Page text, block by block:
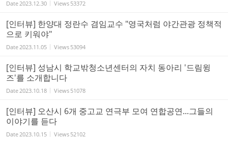
Date2023.12.30 Views 53372
[인터뷰] 한양대 정란수 겸임교수 "영국처럼 야간관광 정책적
으로 키워야"
Date2023.11.05 Views 53094
[인터뷰] 성남시 학교밖청소년센터의 자치 동아리 '드림윙
즈'를 소개합니다
Date2023.10.18 Views 51078
[인터뷰] 오산시 6개 중고교 연극부 모여 연합공연...그들의
이야기를 듣다
Date2023.10.15 Views 52102